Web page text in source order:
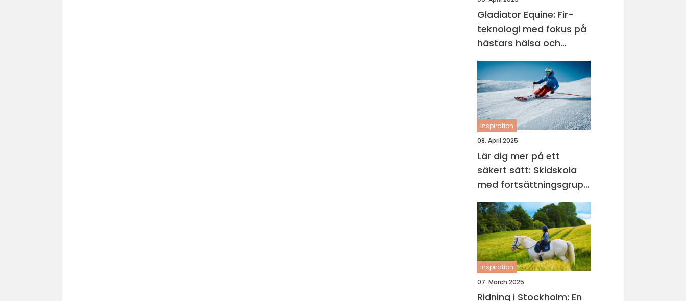
Gladiator Equine: Fir-
teknologi med fokus på
hästars hälsa och
välbefinnande
inspiration
08. April 2025
Lär dig mer på ett
säkert sätt: Skidskola
med fortsättningsgrupp
i Stockholm
inspiration
07. March 2025
Ridning i Stockholm: En